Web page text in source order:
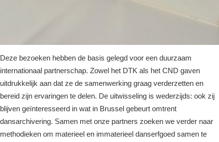
Deze bezoeken hebben de basis gelegd voor een duurzaam
internationaal partnerschap. Zowel het DTK als het CND gaven
uitdrukkelijk aan dat ze de samenwerking graag verderzetten en
bereid zijn ervaringen te delen. De uitwisseling is wederzijds: ook zij
blijven geïnteresseerd in wat in Brussel gebeurt omtrent
dansarchivering. Samen met onze partners zoeken we verder naar
methodieken om materieel en immaterieel danserfgoed samen te